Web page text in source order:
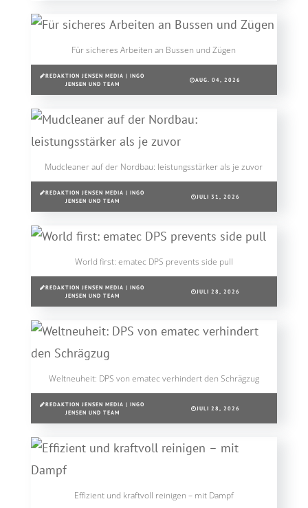
Für sicheres Arbeiten an Bussen und Zügen
REDAKTION JENSEN MEDIA | INGO
JENSEN UND TEAM
AUG. 04, 2026
Mudcleaner auf der Nordbau: leistungsstärker als je zuvor
REDAKTION JENSEN MEDIA | INGO
JENSEN UND TEAM
JULI 31, 2026
World first: ematec DPS prevents side pull
REDAKTION JENSEN MEDIA | INGO
JENSEN UND TEAM
JULI 28, 2026
Weltneuheit: DPS von ematec verhindert den Schrägzug
REDAKTION JENSEN MEDIA | INGO
JENSEN UND TEAM
JULI 28, 2026
Effizient und kraftvoll reinigen – mit Dampf